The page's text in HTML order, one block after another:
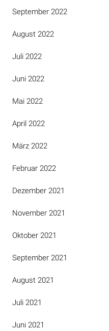
September 2022
August 2022
Juli 2022
Juni 2022
Mai 2022
April 2022
März 2022
Februar 2022
Dezember 2021
November 2021
Oktober 2021
September 2021
August 2021
Juli 2021
Juni 2021